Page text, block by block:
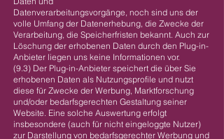
Datenverarbeitungsvorgänge, noch sind uns der
volle Umfang der Datenerhebung, die Zwecke der
Verarbeitung, die Speicherfristen bekannt. Auch zur
Löschung der erhobenen Daten durch den Plug-in-
Anbieter liegen uns keine Informationen vor.
(9.3) Der Plug-in-Anbieter speichert die über Sie
erhobenen Daten als Nutzungsprofile und nutzt
diese für Zwecke der Werbung, Marktforschung
und/oder bedarfsgerechten Gestaltung seiner
Website. Eine solche Auswertung erfolgt
insbesondere (auch für nicht eingeloggte Nutzer)
zur Darstellung von bedarfsgerechter Werbung und